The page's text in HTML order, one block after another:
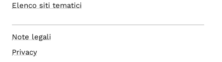
Elenco siti tematici
Note legali
Privacy